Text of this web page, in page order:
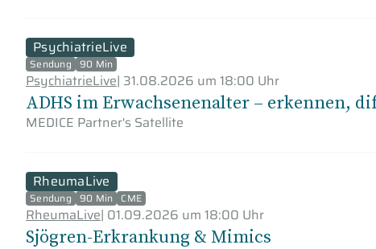
PsychiatrieLive
Sendung 90 Min
PsychiatrieLive| 31.08.2026 um 18:00 Uhr
ADHS im Erwachsenenalter – erkennen,
MEDICE Partner's Satellite
RheumaLive
Sendung 90 Min CME
RheumaLive| 01.09.2026 um 18:00 Uhr
Sjögren-Erkrankung & Mimics